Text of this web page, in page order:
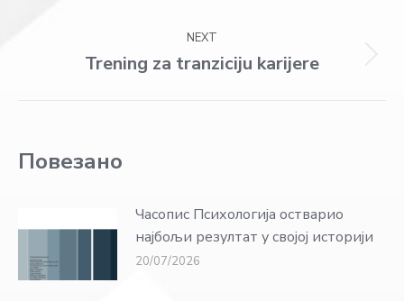
NEXT
Next
Trening za tranziciju karijere
Повезано
Часопис Психологија остварио
најбољи резултат у својој историји
20/07/2026